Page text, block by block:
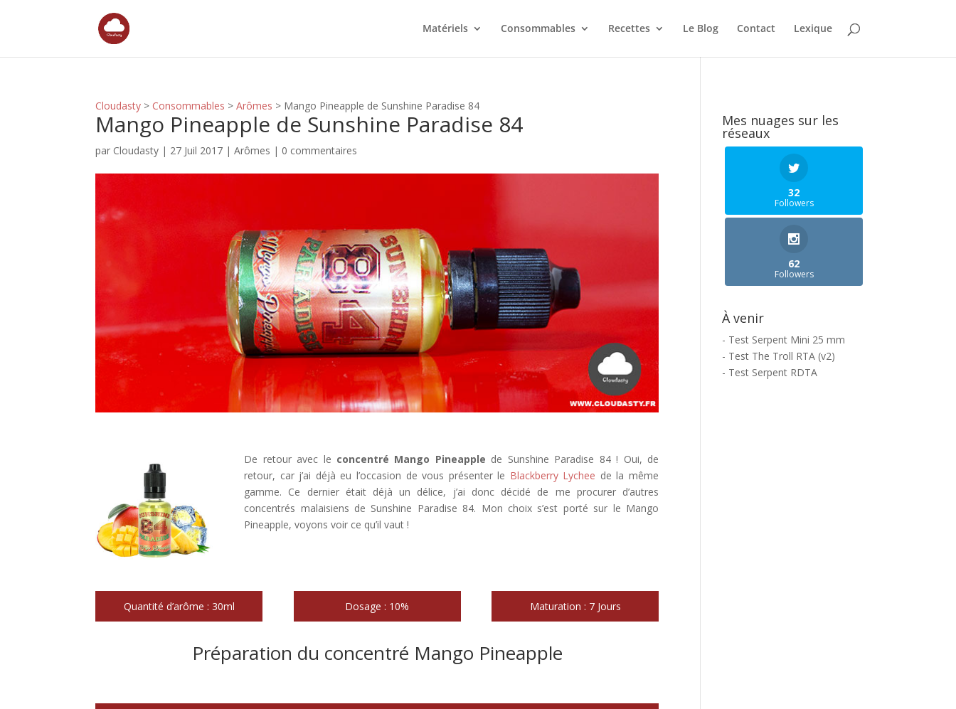
Matériels Consommables Recettes Le Blog Contact Lexique
Cloudasty > Consommables >Arômes > Mango Pineapple de Sunshine Paradise 84
Mango Pineapple de Sunshine Paradise 84
par Cloudasty | 27 Juil 2017 |Arômes | 0 commentaires
De retour avec le concentré Mango Pineapple de Sunshine Paradise 84 ! Oui, de
retour, car j’ai déjà eu l’occasion de vous présenter le Blackberry Lychee de la même
gamme. Ce dernier était déjà un délice, j’ai donc décidé de me procurer d’autres
concentrés malaisiens de Sunshine Paradise 84. Mon choix s’est porté sur le Mango
Pineapple, voyons voir ce qu’il vaut !
Quantité d’arôme : 30ml Dosage : 10% Maturation : 7 Jours
Préparation du concentré Mango Pineapple
Mes nuages sur les
réseaux
32
Followers
62
Followers
À venir
- Test Serpent Mini 25 mm
- Test The Troll RTA (v2)
- Test Serpent RDTA